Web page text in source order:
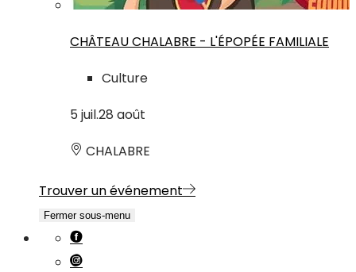
CHÂTEAU CHALABRE - L'ÉPOPÉE FAMILIALE
Culture
5 juil.28 août
CHALABRE
Trouver un événement
Fermer sous-menu